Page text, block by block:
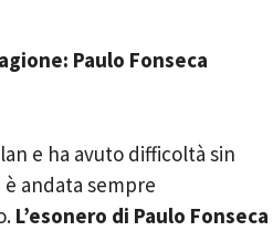
Paulo Fonseca
e ha avuto difficoltà sin
andata sempre
L’esonero di Paulo Fonseca